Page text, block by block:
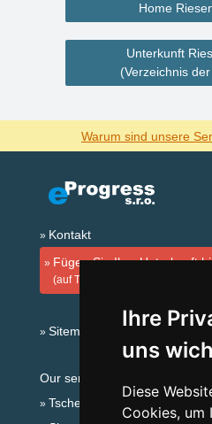
Ihre
uns
Diese
Cookies, um
Home
Unterkunft
(Verzeichnis
Warum sind unsere
Kontakt
Fügen Sie Ihre Unterkunft
(auf Tschechisch)
Sitemap
Our servers:
Tschechische Gebirge